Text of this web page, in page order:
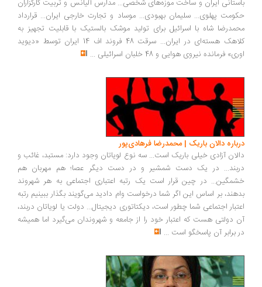
باستانی ایران و ساخت موزه‌های شخصی... مدارس آلیانس و تربیت کارگزاران
حکومت پهلوی... سلیمان بهبودی... موساد و تجارت خارجی ایران... قرارداد
محمدرضا شاه با اسرائیل برای تولید موشک بالستیک با قابلیت تجهیز به
کلاهک هسته‌ای در ایران... سرقت 48 فروند اف 14 ایران توسط «دیوید
اوری» فرمانده نیروی هوایی و 48 خلبان اسرائیلی
...
درباره دالان باریک | محمدرضا فرهادی‌پور
دالان آزادی خیلی باریک است... سه نوع لویاتان وجود دارد: مستبد، غائب و
دربند... در یک دست شمشیر و در دست دیگر عصا؛ هم مهربان هم
خشمگین... در چین قرار است یک رتبه اعتباری اجتماعی به هر شهروند
بدهند، بر اساس این اگر شما درخواست وام دادید می‌گویند بگذار ببینیم رتبه
اعتبار اجتماعی شما چطور است، دیکتاتوری دیجیتال... دولت یا لویاتان دربند،
آن دولتی هست که اعتبار خود را از جامعه و شهروندان می‌گیرد اما همیشه
در برابر آن پاسخگو است ...